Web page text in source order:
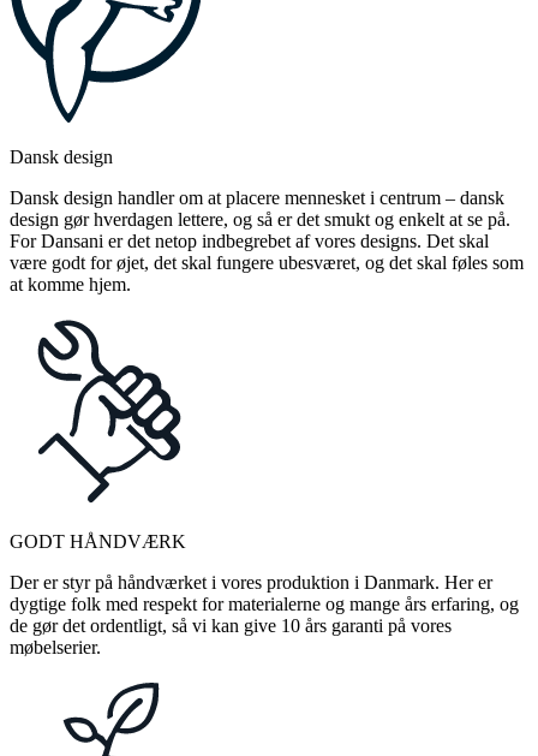
Dansk design
Dansk design handler om at placere mennesket i centrum – dansk
design gør hverdagen lettere, og så er det smukt og enkelt at se på.
For Dansani er det netop indbegrebet af vores designs. Det skal
være godt for øjet, det skal fungere ubesværet, og det skal føles som
at komme hjem.
GODT HÅNDVÆRK
Der er styr på håndværket i vores produktion i Danmark. Her er
dygtige folk med respekt for materialerne og mange års erfaring, og
de gør det ordentligt, så vi kan give 10 års garanti på vores
møbelserier.